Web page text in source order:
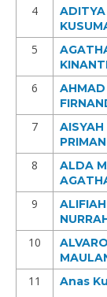
4
5
6
7
AISYAH
8
ALDA
9
10
11 Anas